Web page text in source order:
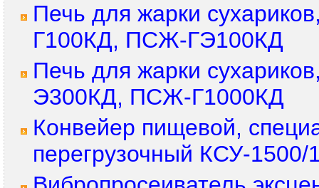
Печь для жарки
Г100КД, ПСЖ-ГЭ100КД
Печь для жарки
Э300КД, ПСЖ-Г1000КД
Конвейер пищевой,
перегрузочный КСУ-1500/